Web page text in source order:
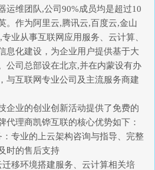
运维团队,公司90%成员均是超过10
。作为阿里云,腾讯云,百度云,金山
业从事互联网应用服务、云计算、
息化建设，为企业用户提供基于大
公司总部设在北京,并在内蒙设有办
与互联网专业公司及主流服务商建
企业的创业创新活动提供了免费的
代理商凯铧互联的核心优势如下：
专业的上云架构咨询与指导、完整
时的售后支持
移环境搭建服务、云计算相关培